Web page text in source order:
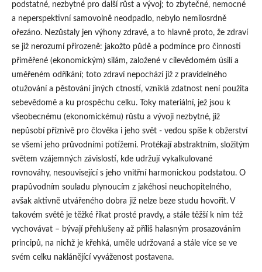
podstatné, nezbytné pro další růst a vývoj; to zbytečné, nemocné
a neperspektivní samovolně neodpadlo, nebylo nemilosrdně
ořezáno. Nezůstaly jen výhony zdravé, a to hlavně proto, že zdraví
se již nerozumí přirozeně: jakožto půdě a podmínce pro činnosti
přiměřené (ekonomickým) silám, založené v cílevědomém úsilí a
uměřeném odříkání; toto zdraví nepochází již z pravidelného
otužování a pěstování jiných ctností, vzniklá zdatnost není použita
sebevědomě a ku prospěchu celku. Toky materiální, jež jsou k
všeobecnému (ekonomickému) růstu a vývoji nezbytné, již
nepůsobí příznivě pro člověka i jeho svět ‑ vedou spíše k obžerství
se všemi jeho průvodními potížemi. Protékají abstraktním, složitým
světem vzájemných závislostí, kde udržují vykalkulované
rovnováhy, nesouvisející s jeho vnitřní harmonickou podstatou. O
prapůvodním souladu plynoucím z jakéhosi neuchopitelného,
avšak aktivně utvářeného dobra již nelze beze studu hovořit. V
takovém světě je těžké říkat prosté pravdy, a stále těžší k nim též
vychovávat – bývají přehlušeny až příliš halasným prosazováním
principů, na nichž je křehká, uměle udržovaná a stále více se ve
svém celku naklánějící vyváženost postavena.